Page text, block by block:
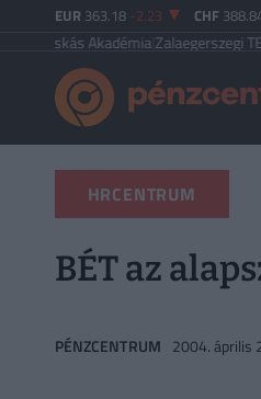
EUR 363.18 -2.23 CHF
Akadémia|Zalaegerszegi TE5-2
HRCENTRUM
BÉT az
PÉNZCENTRUM 2004. április